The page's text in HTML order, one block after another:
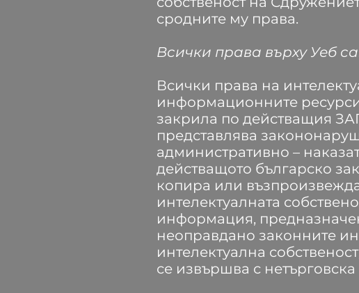
сродните му права.
Всички права върху Уеб
Всички права на
информационните
закрила по действащия
представлява
административно –
действащото българско
копира или
интелектуалната
информация,
неоправдано законните
интелектуална
се извършва с нетърговска